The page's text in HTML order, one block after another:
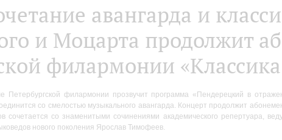
авангарда и
и Моцарта продолжит
филармонии
Петербургской филармонии прозвучит программа «Пендерецкий в
со смелостью музыкального авангарда. Концерт продолжит
сочетается со знаменитыми сочинениями академического репертуара,
нового поколения Ярослав Тимофеев.